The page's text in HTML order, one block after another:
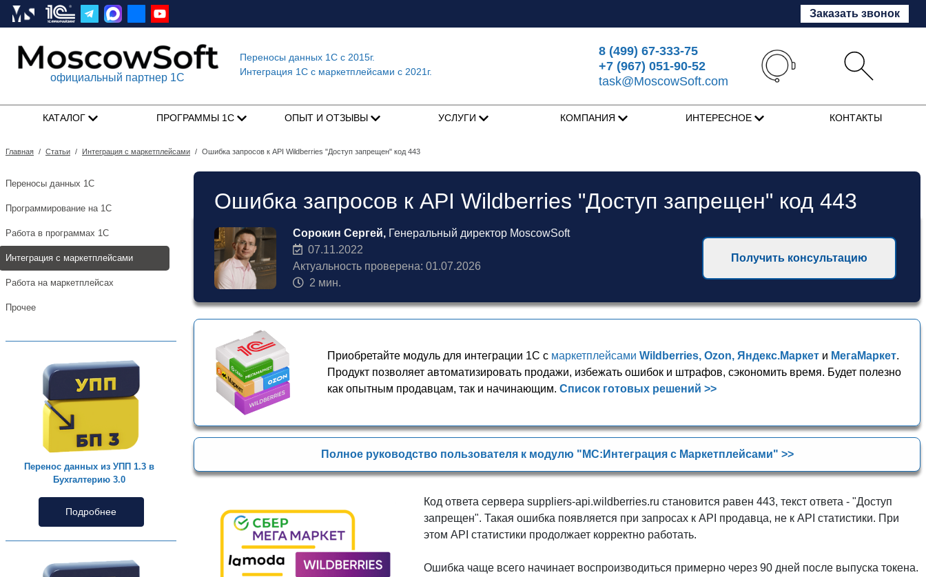
Заказать звонок
официальный партнер 1С
Переносы данных 1Сс 2015г.
Интеграция 1C с маркетплейсами с 2021г.
8 (499) 67-333-75
+7 (967) 051-90-52
task@MoscowSoft.com
КАТАЛОГ ПРОГРАММЫ 1С ОПЫТ И ОТЗЫВЫ УСЛУГИ КОМПАНИЯ ИНТЕРЕСНОЕ КОНТАКТЫ
Главная / Статьи / Интеграция с маркетплейсами / Ошибка запросов к API Wildberries "Доступ запрещен" код 443
Переносы данных 1С
Программирование на 1С
Работа в программах 1С
Интеграция с маркетплейсами
Работа на маркетплейсах
Прочее
Перенос данных из УПП 1.3 в
Бухгалтерию 3.0
Подробнее
Ошибка запросов к API Wildberries "Доступ запрещен" код 443
Сорокин Сергей, Генеральный директор MoscowSoft
07.11.2022
Актуальность проверена: 01.07.2026
2 мин.
Получить консультацию
Приобретайте модуль для интеграции 1С с маркетплейсами Wildberries, Ozon, Яндекс.Маркети МегаМаркет.
Продукт позволяет автоматизировать продажи, избежать ошибок и штрафов, сэкономить время. Будет полезно
как опытным продавцам, так и начинающим. Список готовых решений >>
Полное руководство пользователя к модулю "МС:Интеграция с Маркетплейсами" >>
Код ответа сервера suppliers-api.wildberries.ru становится равен 443, текст ответа - "Доступ
запрещен". Такая ошибка появляется при запросах к API продавца, не к API статистики. При
этом API статистики продолжает корректно работать.
Ошибка чаще всего начинает воспроизводиться примерно через 90 дней после выпуска токена.